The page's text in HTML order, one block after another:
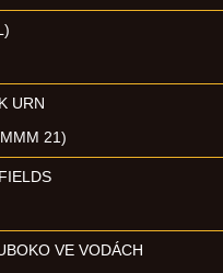
URN
21)
VE VODÁCH